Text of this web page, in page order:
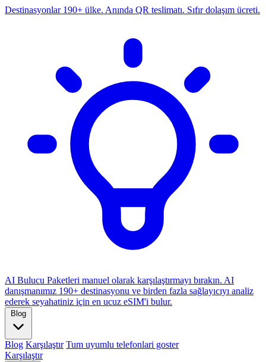
Destinasyonlar 190+ ülke. Anında QR teslimatı. Sıfır dolaşım ücreti.
AI Bulucu Paketleri manuel olarak karşılaştırmayı bırakın. AI
danışmanımız 190+ destinasyonu ve birden fazla sağlayıcıyı analiz
ederek seyahatiniz için en ucuz eSIM'i bulur.
Blog
Blog Karşılaştır Tum uyumlu telefonlari goster
Karşılaştır